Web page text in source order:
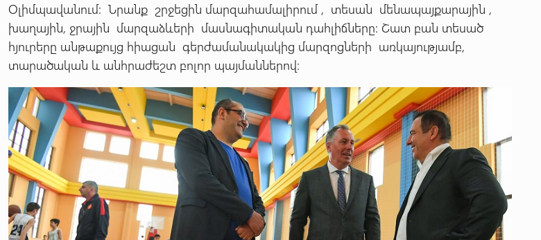
Օլիմպավանում: Նրանք շրջեցին մարզահամալիրում , տեսան մենապայքարային ,
խաղային, ջրային մարզաձևերի մասնագիտական դահլիճները: Շատ բան տեսած
հյուրերը անթաքույց հիացան գերժամանակակից մարզոցների առկայությամբ,
տարածական և անհրաժեշտ բոլոր պայմաններով: